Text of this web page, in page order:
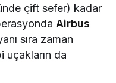
çift sefer) kadar
Airbus
sıra zaman
uçakların da